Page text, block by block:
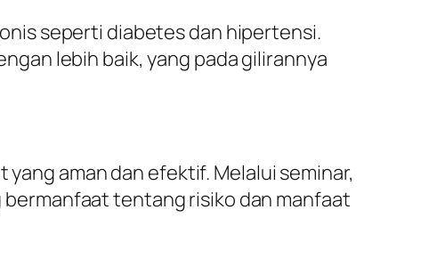
seperti diabetes dan hipertensi.
lebih baik, yang pada gilirannya
aman dan efektif. Melalui seminar,
tentang risiko dan manfaat